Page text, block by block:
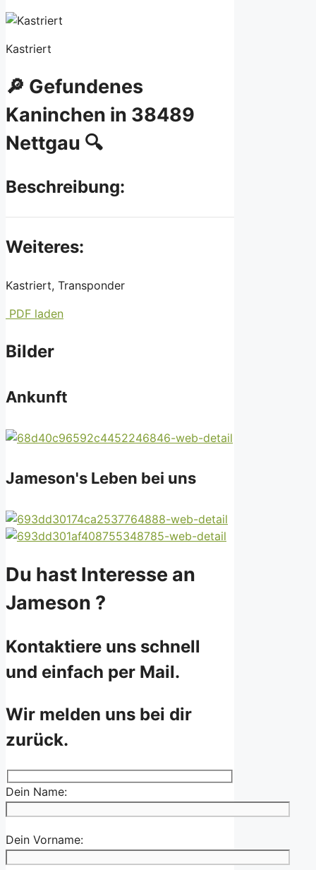
Kastriert
🔎 Gefundenes
Kaninchen in 38489
Nettgau 🔍
Beschreibung:
Weiteres:
Kastriert, Transponder
PDF laden
Bilder
Ankunft
Jameson's Leben bei uns
Du hast Interesse an
Jameson ?
Kontaktiere uns schnell
und einfach per Mail.
Wir melden uns bei dir
zurück.
Dein Name:
Dein Vorname: